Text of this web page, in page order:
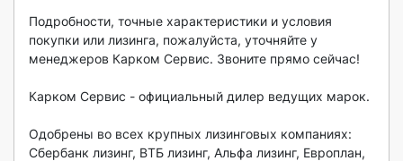
Подробности, точные характеристики и условия
покупки или лизинга, пожалуйста, уточняйте у
менеджеров Карком Сервис. Звоните прямо сейчас!
Карком Сервис - официальный дилер ведущих марок.
Одобрены во всех крупных лизинговых компаниях:
Сбербанк лизинг, ВТБ лизинг, Альфа лизинг, Европлан,